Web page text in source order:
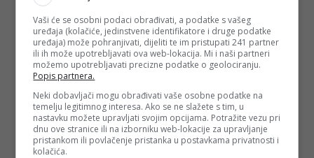
Fotografije dronom sa stanja na terenu od 2. maja
Dokumentaciju MUP-a da je predmet prosljeđen tužilaštvu.
Žalbu stanara s priloženim fotodokumentacijom
(DEPO PORTAL/au)
PODIJELI NA
Depo.bapratite putem društvenih mrežaTwitteriFacebook
Vaši će se osobni podaci obrađivati, a podatke s vašeg
uređaja (kolačiće, jedinstvene identifikatore i druge podatke
uređaja) može pohranjivati, dijeliti te im pristupati 241 partner
ili ih može upotrebljavati ova web-lokacija. Mi i naši partneri
možemo upotrebljavati precizne podatke o geolociranju.
Popis partnera.
Neki dobavljači mogu obrađivati vaše osobne podatke na
temelju legitimnog interesa. Ako se ne slažete s tim, u
nastavku možete upravljati svojim opcijama. Potražite vezu pri
dnu ove stranice ili na izborniku web-lokacije za upravljanje
pristankom ili povlačenje pristanka u postavkama privatnosti i
kolačića.